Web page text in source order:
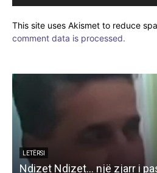
This site uses Akismet to reduce
comment data is processed.
LETËRSI
Ndizet Ndizet… një zjarr i